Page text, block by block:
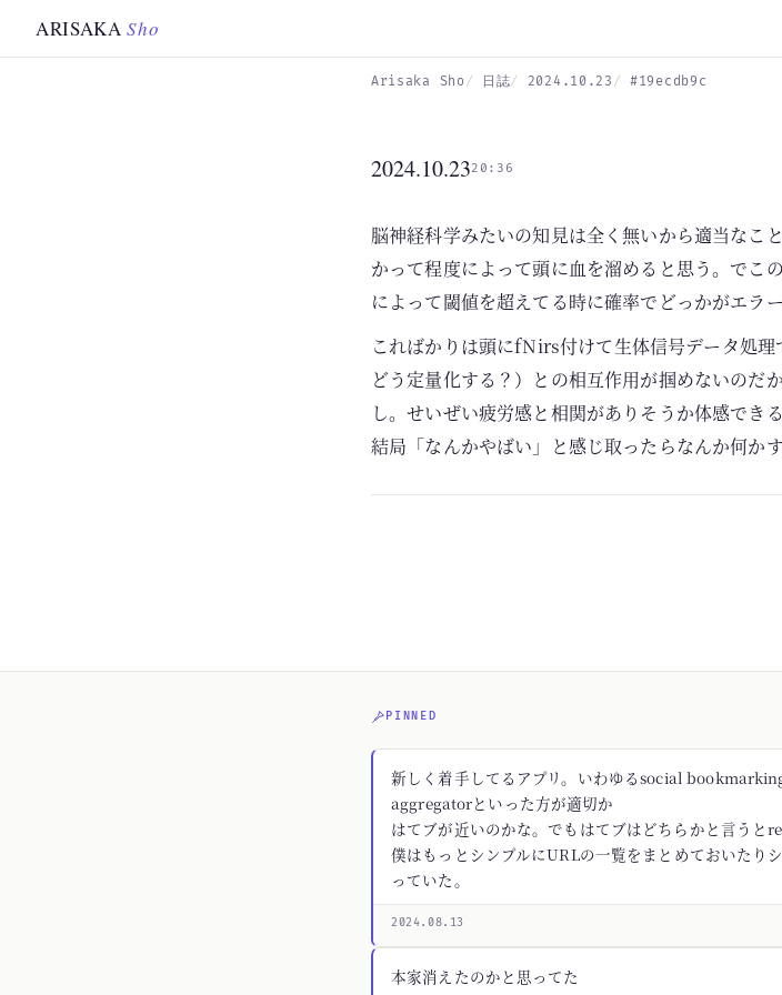
ARISAKASho
Arisaka Sho 日誌 2024.10.23 #19ecdb9c
2024.10.2320:36
脳神経科学みたいの知見は全く無いから適当なこ
かって程度によって頭に血を溜めると思う。でこ
によって閾値を超えてる時に確率でどっかがエラ
こればかりは頭にfNirs付けて生体信号データ処
どう定量化する？）との相互作用が掴めないのだ
し。せいぜい疲労感と相関がありそうか体感でき
結局「なんかやばい」と感じ取ったらなんか何か
PINNED
新しく着手してるアプリ。いわゆるsocial
aggregatorといった方が適切か
はてブが近いのかな。でもはてブはどちらかと言うと
僕はもっとシンプルにURLの一覧をまとめておいたり
っていた。
2024.08.13
本家消えたのかと思ってた